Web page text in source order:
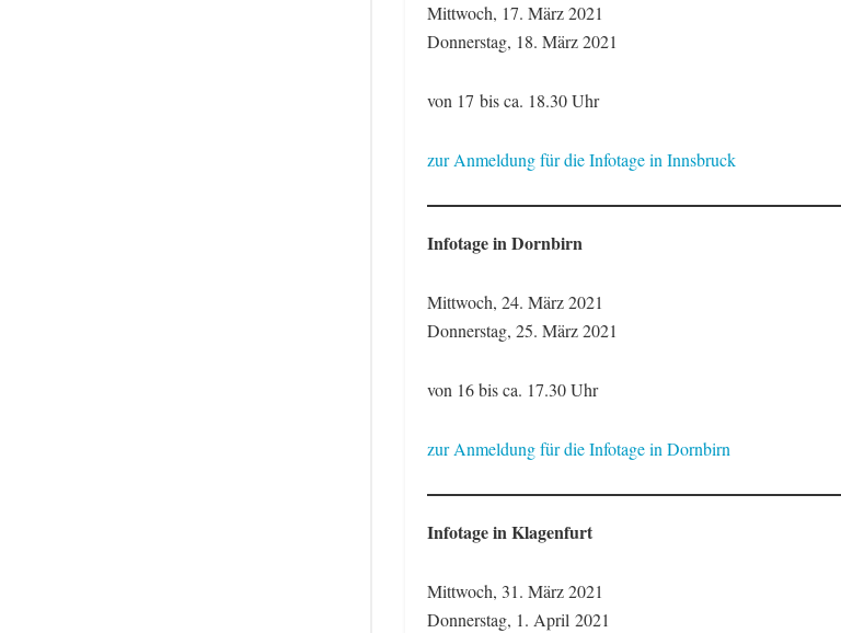
Mittwoch, 17. März 2021
Donnerstag, 18. März 2021
von 17 bis ca. 18.30 Uhr
zur Anmeldung für die Infotage in Innsbruck
Infotage in Dornbirn
Mittwoch, 24. März 2021
Donnerstag, 25. März 2021
von 16 bis ca. 17.30 Uhr
zur Anmeldung für die Infotage in Dornbirn
Infotage in Klagenfurt
Mittwoch, 31. März 2021
Donnerstag, 1. April 2021